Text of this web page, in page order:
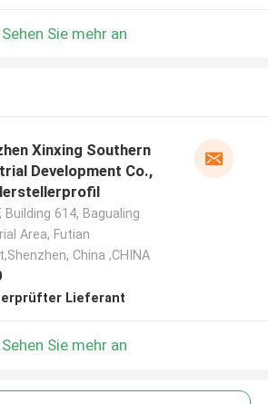
Sehen Sie mehr an
Xinxing Southern
Development Co.,
Building 614, Bagualing
Area, Futian
China ,CHINA
Lieferant
Sehen Sie mehr an